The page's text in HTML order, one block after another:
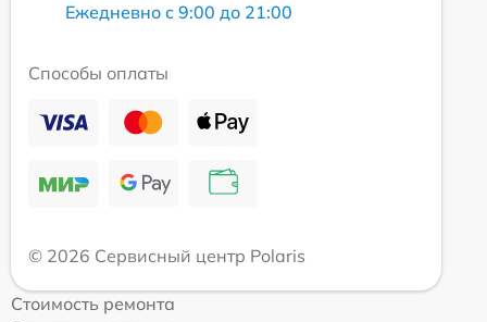
Ежедневно с 9:00 до 21:00
Способы оплаты
© 2026 Сервисный центр Polaris
Стоимость ремонта